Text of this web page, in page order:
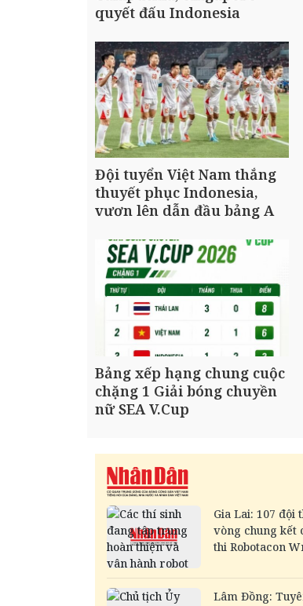
quyết đấu Indonesia
Đội tuyển Việt Nam thắng
thuyết phục Indonesia,
vươn lên dẫn đầu bảng A
Bảng xếp hạng chung cuộc
chặng 1 Giải bóng chuyền
nữ SEA V.Cup